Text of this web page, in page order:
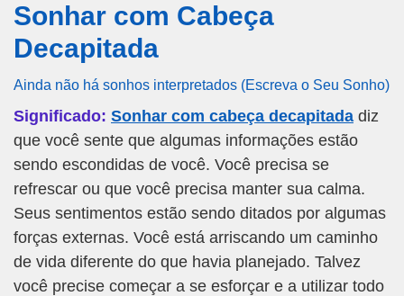
Sonhar com Cabeça
Decapitada
Ainda não há sonhos interpretados (Escreva o Seu Sonho)
Significado: Sonhar com cabeça decapitada diz
que você sente que algumas informações estão
sendo escondidas de você. Você precisa se
refrescar ou que você precisa manter sua calma.
Seus sentimentos estão sendo ditados por algumas
forças externas. Você está arriscando um caminho
de vida diferente do que havia planejado. Talvez
você precise começar a se esforçar e a utilizar todo